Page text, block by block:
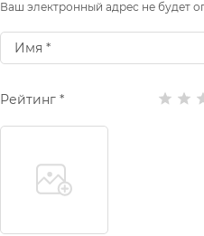
Ваш электронный адрес не будет
Рейтинг *